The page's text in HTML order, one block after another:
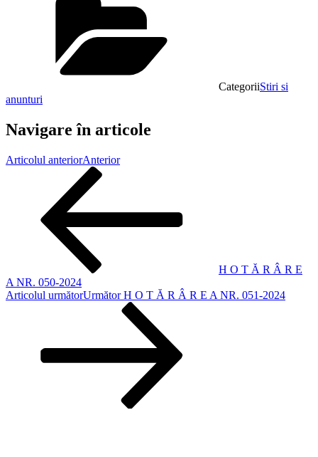
CategoriiStiri si
anunturi
Navigare în articole
Articolul anteriorAnterior
H O T Ă R Â R E
A NR. 050-2024
Articolul următorUrmător H O T Ă R Â R E A NR. 051-2024